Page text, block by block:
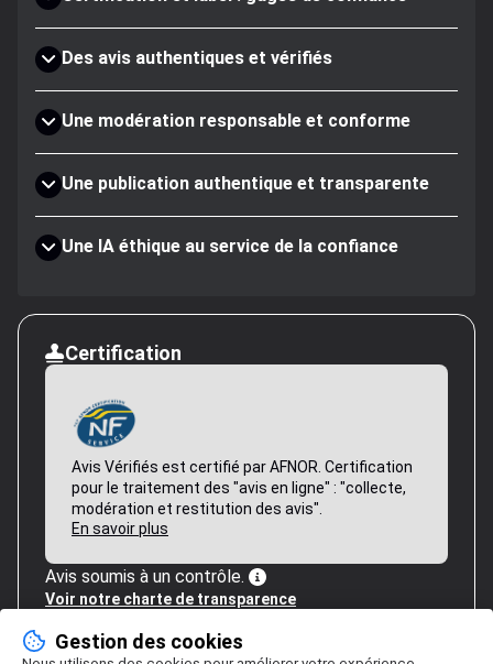
Des avis authentiques et vérifiés
Une modération responsable et conforme
Une publication authentique et transparente
Une IA éthique au service de la confiance
Certification
Avis Vérifiés est certifié par AFNOR. Certification
pour le traitement des "avis en ligne" : "collecte,
modération et restitution des avis".
En savoir plus
Avis soumis à un contrôle.
Voir notre charte de transparence
Gestion des cookies